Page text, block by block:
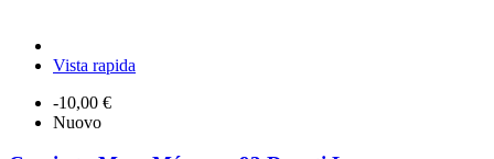
Vista rapida
-10,00 €
Nuovo